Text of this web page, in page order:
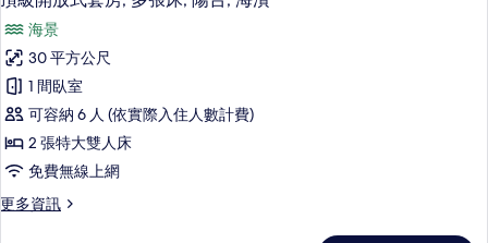
有
相
片
套
房,
海
景
的
詳
情
示
頂
級
開
放
式
房,
海景
30 平方公尺
1 間臥室
可容納 6 人 (依實際入住人數計費)
2 張特大雙人床
免費無線上網
更多資訊
更